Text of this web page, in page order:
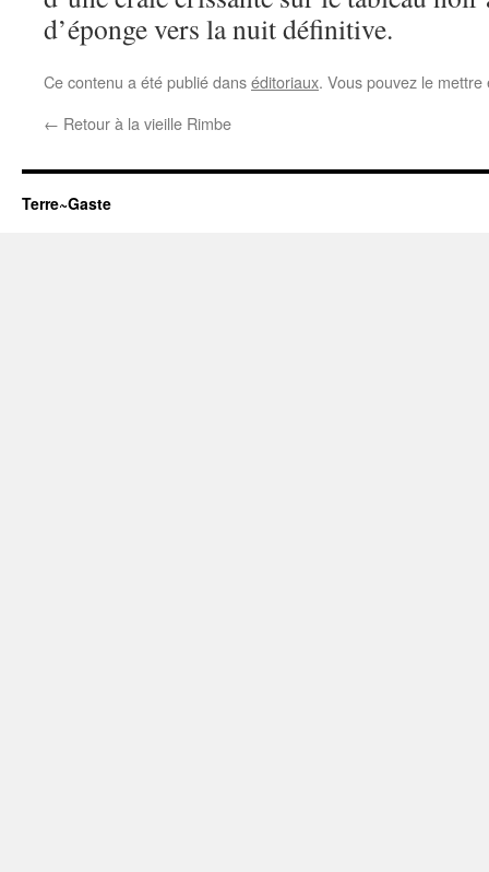
d’éponge vers la nuit définitive.
Ce contenu a été publié danséditoriaux. Vous pouvez le
← Retour à la vieille Rimbe
Terre~Gaste